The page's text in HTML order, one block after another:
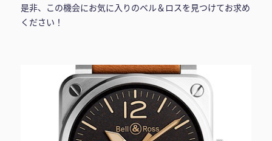
是非、この機会にお気に入りのベル＆ロスを見つけてお求め
ください！